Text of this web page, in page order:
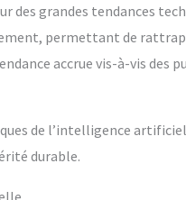
grandes tendances
permettant de
accrue vis-à-vis
de l’intelligence
durable.